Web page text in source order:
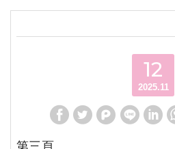
12
2025.11
第三頁